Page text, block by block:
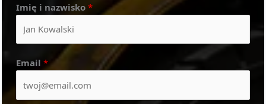
Imię i nazwisko *
Email *